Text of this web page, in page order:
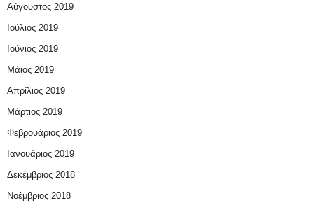
Αύγουστος 2019
Ιούλιος 2019
Ιούνιος 2019
Μάιος 2019
Απρίλιος 2019
Μάρτιος 2019
Φεβρουάριος 2019
Ιανουάριος 2019
Δεκέμβριος 2018
Νοέμβριος 2018